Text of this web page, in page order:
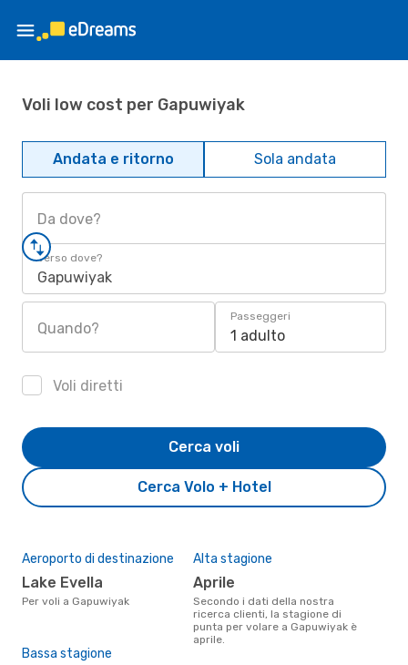
Voli low cost per Gapuwiyak
Andata e ritorno Sola andata
Da dove?
Verso dove?
Gapuwiyak
Quando?
Passeggeri
1 adulto
Voli diretti
Cerca Volo + Hotel
Cerca voli
Aeroporto di destinazione
Lake Evella
Per voli a Gapuwiyak
Alta stagione
aprile
Secondo i dati della nostra
ricerca clienti, la stagione di
punta per volare a Gapuwiyak è
aprile.
Bassa stagione